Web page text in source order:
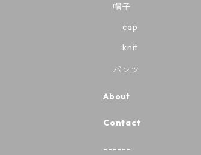
帽子
cap
knit
パンツ
About
Contact
------